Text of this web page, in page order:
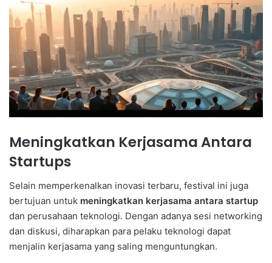
Meningkatkan Kerjasama Antara
Startups
Selain memperkenalkan inovasi terbaru, festival ini juga
bertujuan untuk meningkatkan kerjasama antara startup
dan perusahaan teknologi. Dengan adanya sesi networking
dan diskusi, diharapkan para pelaku teknologi dapat
menjalin kerjasama yang saling menguntungkan.